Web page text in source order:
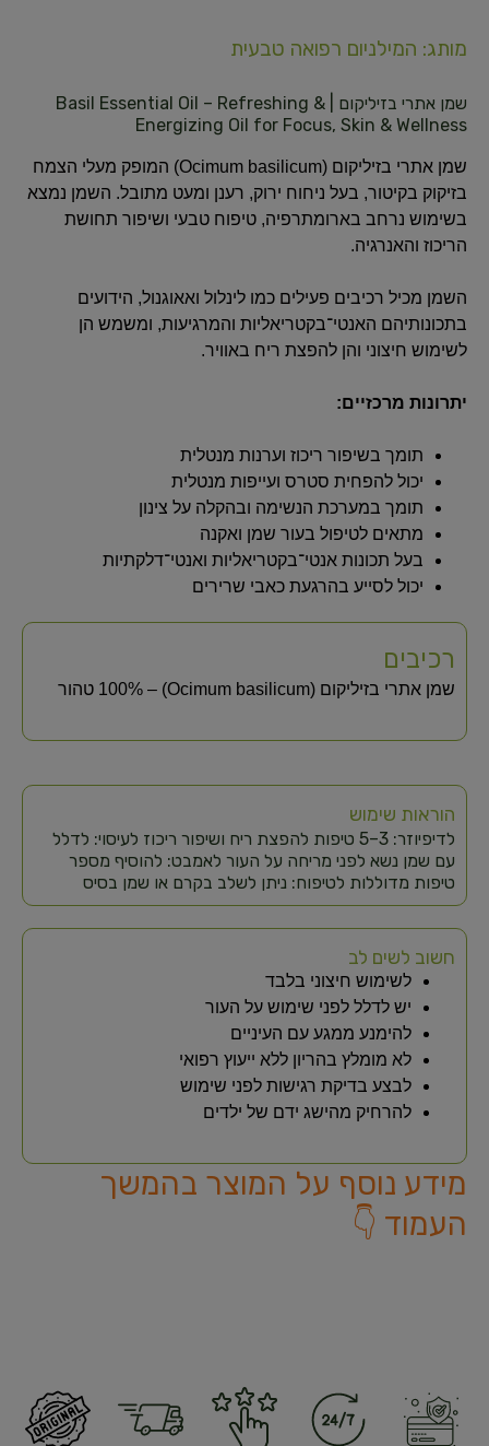
מותג: המילניום רפואה טבעית
שמן אתרי בזיליקום | Basil Essential Oil – Refreshing &
Energizing Oil for Focus, Skin & Wellness
שמן אתרי בזיליקום (Ocimum basilicum) המופק מעלי הצמח
בזיקוק בקיטור, בעל ניחוח ירוק, רענן ומעט מתובל. השמן נמצא
בשימוש נרחב בארומתרפיה, טיפוח טבעי ושיפור תחושת
הריכוז והאנרגיה.
השמן מכיל רכיבים פעילים כמו לינלול ואאוגנול, הידועים
בתכונותיהם האנטי־בקטריאליות והמרגיעות, ומשמש הן
לשימוש חיצוני והן להפצת ריח באוויר.
יתרונות מרכזיים:
תומך בשיפור ריכוז וערנות מנטלית
יכול להפחית סטרס ועייפות מנטלית
תומך במערכת הנשימה ובהקלה על צינון
מתאים לטיפול בעור שמן ואקנה
בעל תכונות אנטי־בקטריאליות ואנטי־דלקתיות
יכול לסייע בהרגעת כאבי שרירים
רכיבים
שמן אתרי בזיליקום (Ocimum basilicum) – 100% טהור
הוראות שימוש
לדיפיוזר: 3–5 טיפות להפצת ריח ושיפור ריכוז לעיסוי: לדלל
עם שמן נשא לפני מריחה על העור לאמבט: להוסיף מספר
טיפות מדוללות לטיפוח: ניתן לשלב בקרם או שמן בסיס
חשוב לשים לב
לשימוש חיצוני בלבד
יש לדלל לפני שימוש על העור
להימנע ממגע עם העיניים
לא מומלץ בהריון ללא ייעוץ רפואי
לבצע בדיקת רגישות לפני שימוש
להרחיק מהישג ידם של ילדים
מידע נוסף על המוצר בהמשך
העמוד 👇